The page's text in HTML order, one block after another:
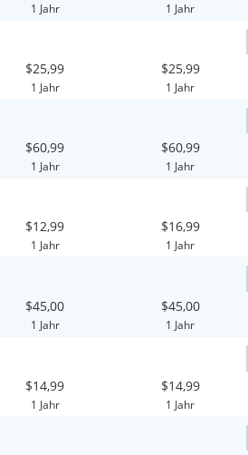
1 Jahr 1 Jahr
$25,99
1 Jahr
$25,99
1 Jahr
$60,99
1 Jahr
$60,99
1 Jahr
$12,99
1 Jahr
$16,99
1 Jahr
$45,00
1 Jahr
$45,00
1 Jahr
$14,99
1 Jahr
$14,99
1 Jahr